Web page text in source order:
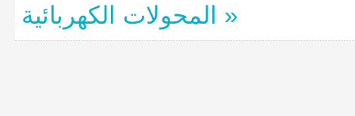
المحولات الكهربائية »